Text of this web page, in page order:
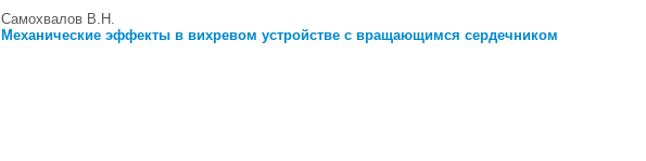
Самохвалов В.Н.
Механические эффекты в вихревом устройстве с вращающимся сердечником